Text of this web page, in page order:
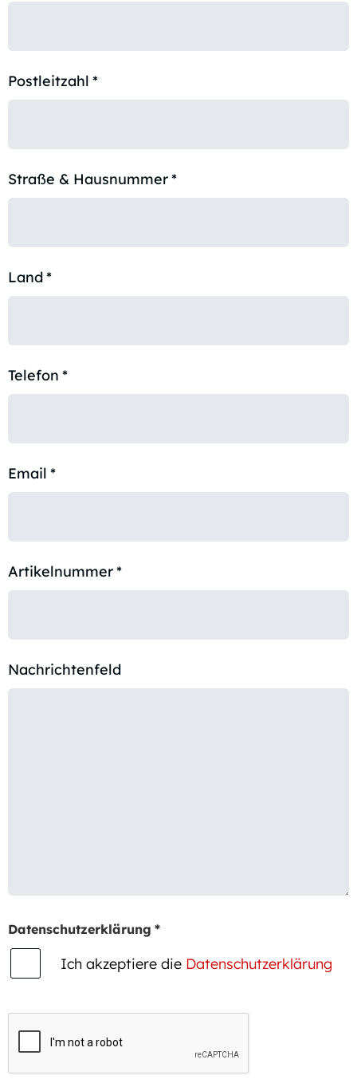
Postleitzahl *
Straße & Hausnummer*
Land*
Telefon *
Email *
Artikelnummer*
Nachrichtenfeld
Datenschutzerklärung *
Ich akzeptiere die Datenschutzerklärung